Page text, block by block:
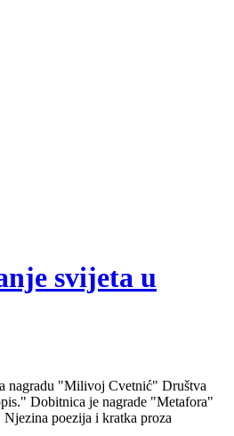
svijeta u
nagradu "Milivoj Cvetnić" Društva
Dobitnica je nagrade "Metafora"
poezija i kratka proza